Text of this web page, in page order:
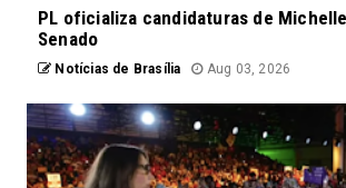
PL oficializa candidaturas de
Senado
Notícias de Brasília Aug 03, 2026